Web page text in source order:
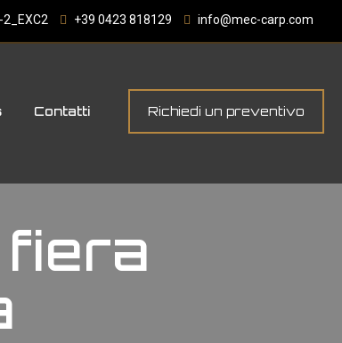
+39 0423 818129 info@mec-carp.com
Contatti Richiedi un preventivo